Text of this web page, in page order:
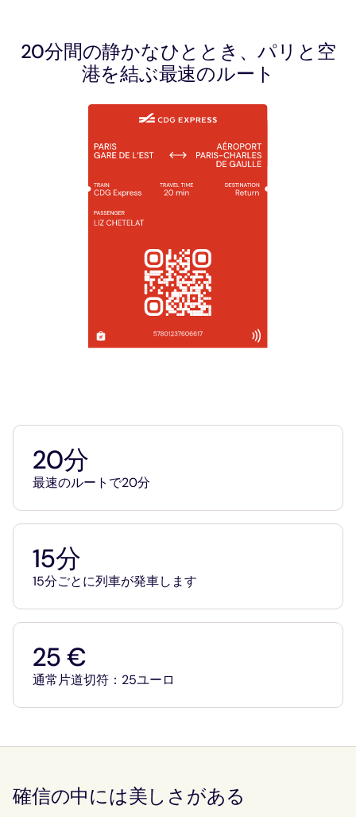
20分間の静かなひととき、パリと空
港を結ぶ最速のルート
20分
20分
最速のルートで20分
15分
15分
15分ごとに列車が発車します
25 €
25 €
通常片道切符：25ユーロ
確信の中には美しさがある